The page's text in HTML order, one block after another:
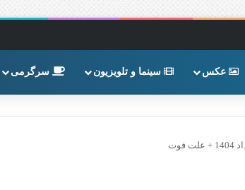
عکس سینما و تلویزیون سرگرمی